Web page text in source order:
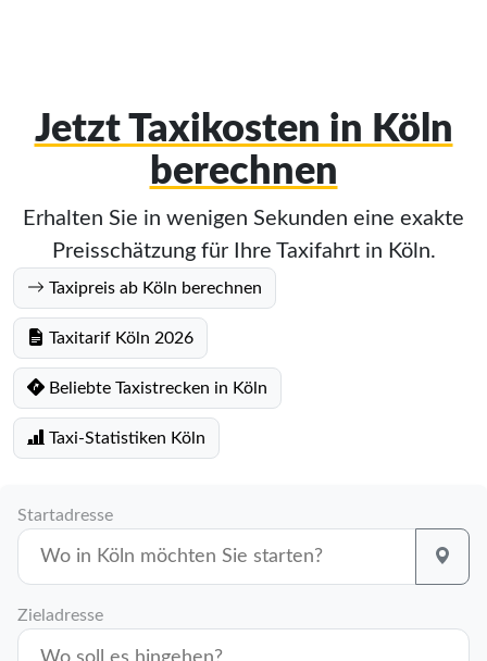
Jetzt Taxikosten in Köln
berechnen
Erhalten Sie in wenigen Sekunden eine exakte
Preisschätzung für Ihre Taxifahrt in Köln.
Taxipreis ab Köln berechnen
Taxitarif Köln 2026
Beliebte Taxistrecken in Köln
Taxi-Statistiken Köln
Startadresse
Zieladresse